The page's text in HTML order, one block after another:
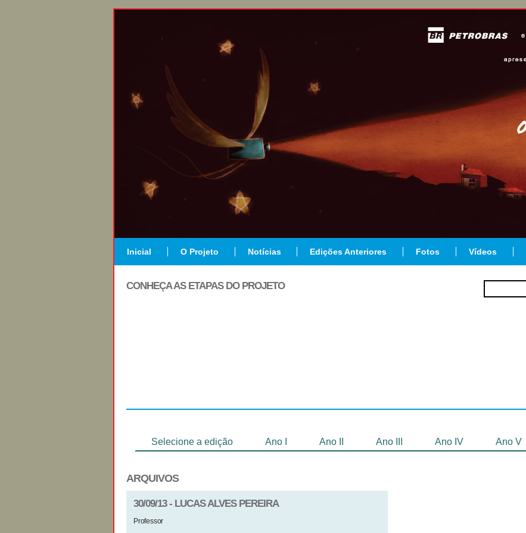
Inicial O Projeto Notícias Edições Anteriores Fotos Vídeos
CONHEÇA AS ETAPAS DO PROJETO
Selecione a edição Ano I Ano II Ano III Ano IV Ano V
ARQUIVOS
30/09/13 - LUCAS ALVES PEREIRA
Professor